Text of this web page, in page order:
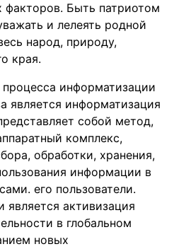
факторов. Быть патриотом
и лелеять родной
народ, природу,
края.
информатизации
является информатизация
собой метод,
комплекс,
обработки, хранения,
информации в
его пользователи.
активизация
в глобальном
новых